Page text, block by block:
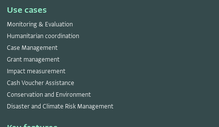
Use cases
Monitoring & Evaluation
Humanitarian coordination
Case Management
Grant management
Impact measurement
Cash Voucher Assistance
Conservation and Environment
Disaster and Climate Risk Management